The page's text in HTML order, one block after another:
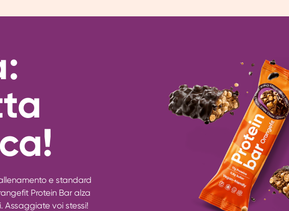
e standard
Protein Bar alza
Assaggiate voi stessi!